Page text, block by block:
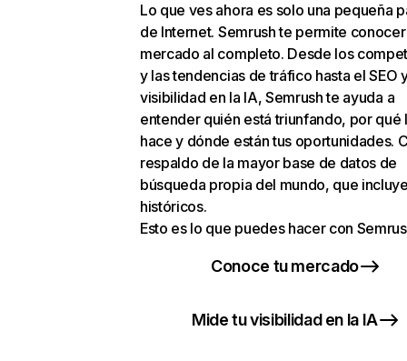
Lo que ves ahora es solo una pequeña
de Internet. Semrush te permite
mercado al completo. Desde los
y las tendencias de tráfico hasta el SEO
visibilidad en la IA, Semrush te ayuda a
entender quién está triunfando, por qué
hace y dónde están tus oportunidades.
respaldo de la mayor base de datos de
búsqueda propia del mundo, que
históricos.
Esto es lo que puedes hacer con
Conoce tu mercado
Mide tu visibilidad en la IA